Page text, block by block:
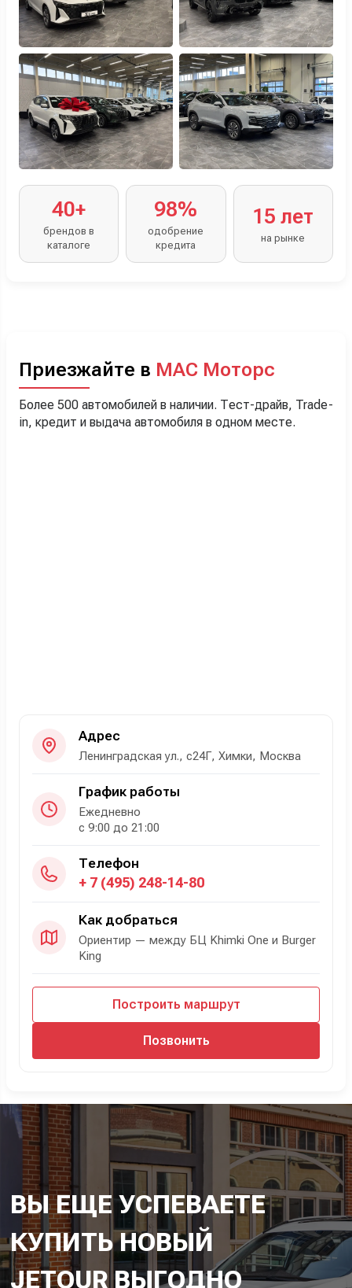
40+
брендов в
каталоге
98%
одобрение
кредита
15 лет
на рынке
Приезжайте в МАС Моторс
Более 500 автомобилей в наличии. Тест-драйв, Trade-
in, кредит и выдача автомобиля в одном месте.
Адрес
Ленинградская ул., с24Г, Химки, Москва
График работы
Ежедневно
с 9:00 до 21:00
Телефон
+ 7 (495) 248-14-80
Как добраться
Ориентир — между БЦ Khimki One и Burger
King
Построить маршрут
Позвонить
ВЫ ЕЩЕ УСПЕВАЕТЕ
КУПИТЬ НОВЫЙ
JETOUR ВЫГОДНО